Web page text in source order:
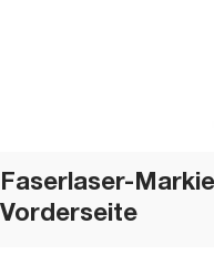
Faserlaser-
Vorderseite